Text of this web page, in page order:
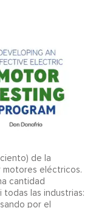
de la
motores eléctricos.
cantidad
todas las industrias:
por el